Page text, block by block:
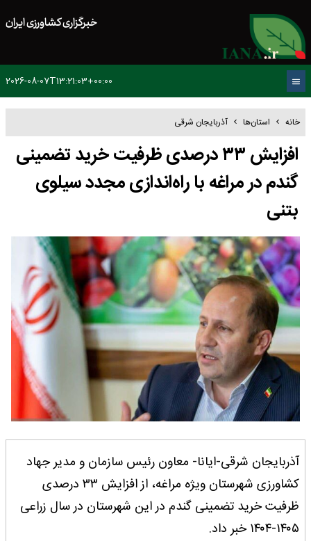
خبرگزاری کشاورزی ایران
2026-08-07T13:21:03+00:00
خانه استان‌ها آذربایجان شرقی
افزایش ۳۳ درصدی ظرفیت خرید تضمینی
گندم در مراغه با راه‌اندازی مجدد سیلوی
بتنی
آذربایجان شرقی-ایانا- معاون رئیس سازمان و مدیر جهاد
کشاورزی شهرستان ویژه مراغه، از افزایش ۳۳ درصدی
ظرفیت خرید تضمینی گندم در این شهرستان در سال زراعی
۱۴۰۵-۱۴۰۴ خبر داد.